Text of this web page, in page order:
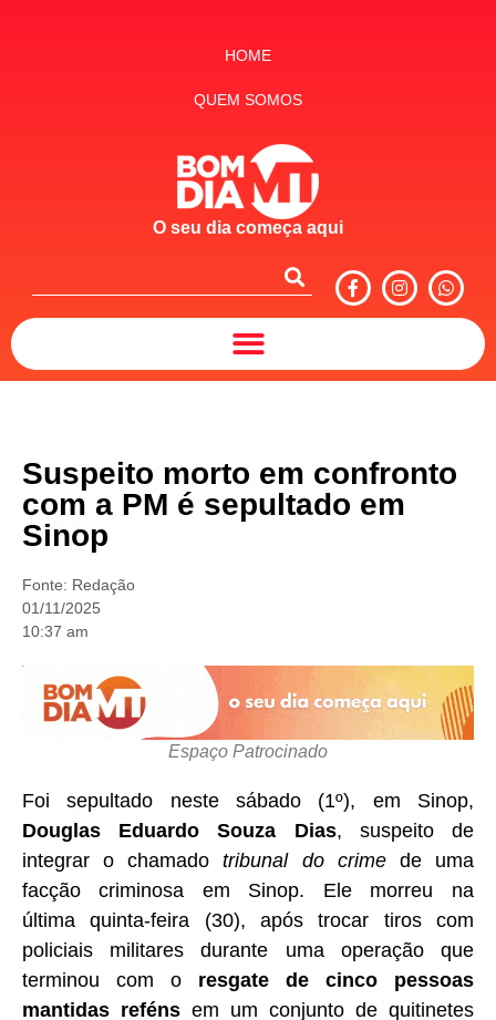
HOME
QUEM SOMOS
O seu dia começa aqui
Suspeito morto em confronto
com a PM é sepultado em
Sinop
Fonte: Redação
01/11/2025
10:37 am
Espaço Patrocinado
Foi sepultado neste sábado (1º), em Sinop,
Douglas Eduardo Souza Dias, suspeito de
integrar o chamadotribunal do crimede uma
facção criminosa em Sinop. Ele morreu na
última quinta-feira (30), após trocar tiros com
policiais militares durante uma operação que
terminou com o resgate de cinco pessoas
mantidas reféns em um conjunto de quitinetes